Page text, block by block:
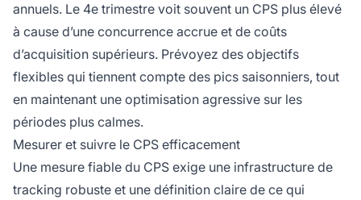
annuels. Le 4e trimestre voit souvent un CPS plus élevé
à cause d’une concurrence accrue et de coûts
d’acquisition supérieurs. Prévoyez des objectifs
flexibles qui tiennent compte des pics saisonniers, tout
en maintenant une optimisation agressive sur les
périodes plus calmes.
Mesurer et suivre le CPS efficacement
Une mesure fiable du CPS exige une infrastructure de
tracking robuste et une définition claire de ce qui